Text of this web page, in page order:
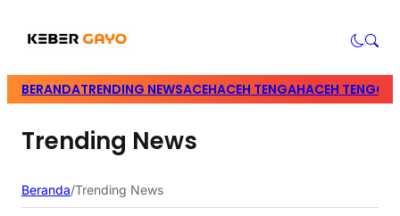
BERANDATRENDING NEWSACEHACEH TENGAHACEH
Trending News
Beranda/Trending News